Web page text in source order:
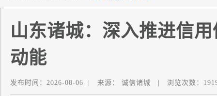
山东诸城：深入推进信
动能
发布时间： 2026-08-06 来源： 诚信诸城 浏览次数：